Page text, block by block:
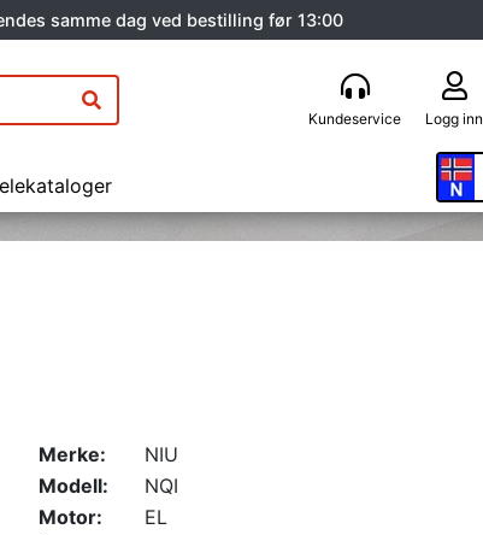
samme dag ved bestilling før 13:00
Kundeservice Logg inn
Merke:
NIU
Modell:
NQI
Motor:
EL